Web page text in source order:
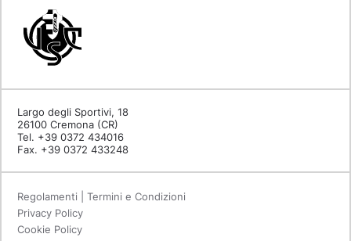
Largo degli Sportivi, 18
26100 Cremona (CR)
Tel. +39 0372 434016
Fax. +39 0372 433248
Regolamenti | Termini e Condizioni
Privacy Policy
Cookie Policy